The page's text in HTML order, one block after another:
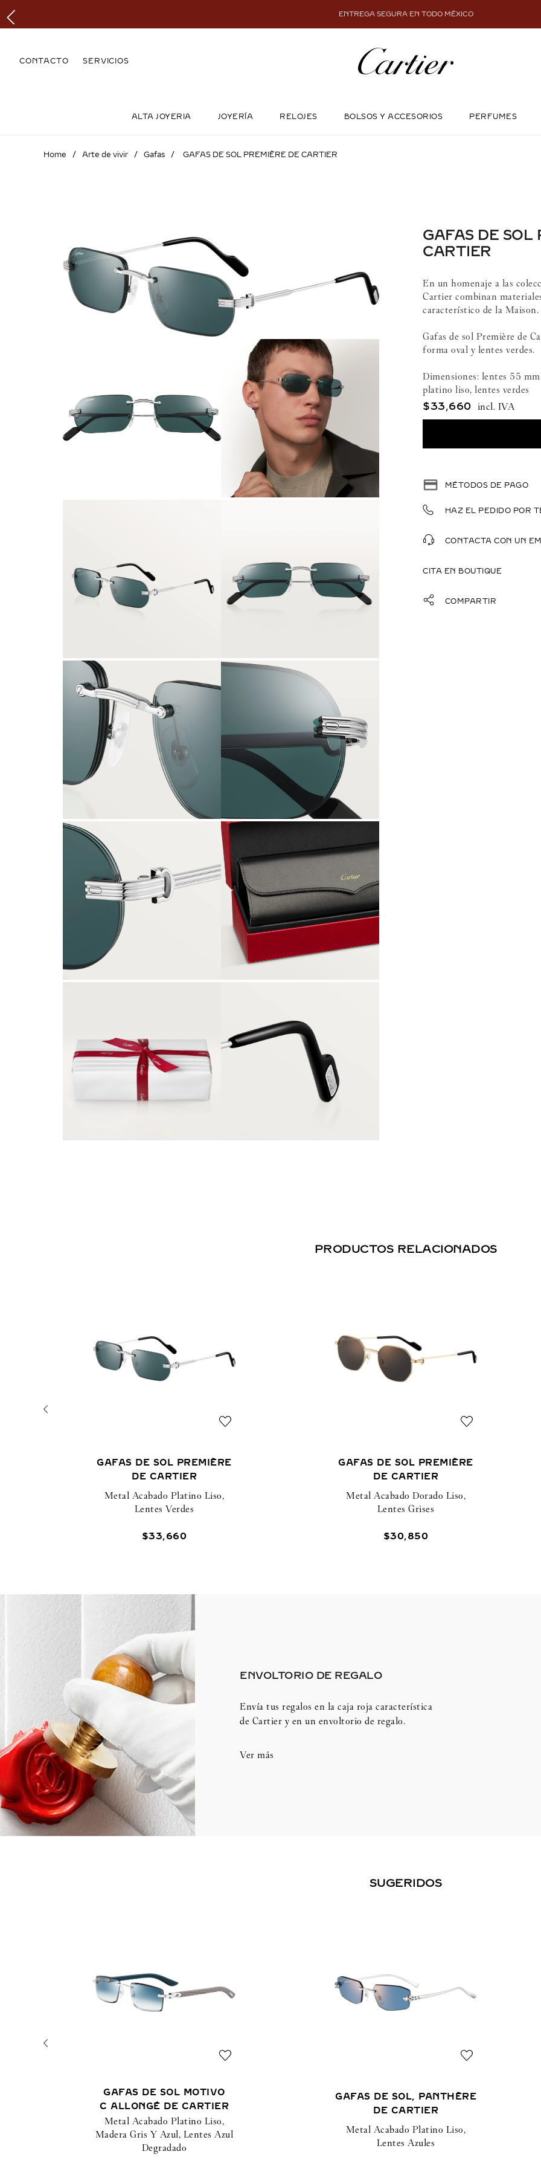
ENTREGA SEGURA EN TODO MÉXICO
CONTACTO SERVICIOS
ALTA JOYERIA JOYERÍA RELOJES BOLSOS Y ACCESORIOS PERFUMES
Arte de vivir Gafas GAFAS DE SOL PREMIÈRE DE CARTIER
GAFAS DE SOL
CARTIER
En un homenaje a las
Cartier combinan
característico de la Maison.
Gafas de sol Première de
forma oval y lentes verdes.
Dimensiones: lentes 55
platino liso, lentes verdes
$33,660
MÉTODOS DE PAGO
HAZ EL PEDIDO POR
CONTACTA CON UN
CITA EN BOUTIQUE
COMPARTIR
PRODUCTOS RELACIONADOS
GAFAS DE SOL PREMIÈRE
DE CARTIER
Metal Acabado Platino Liso,
Lentes Verdes
$33,660
GAFAS DE SOL PREMIÈRE
DE CARTIER
Metal Acabado Dorado Liso,
Lentes Grises
$30,850
ENVOLTORIO DE REGALO
Envía tus regalos en la caja roja característica
de Cartier y en un envoltorio de regalo.
Ver más
SUGERIDOS
GAFAS DE SOL MOTIVO
C ALLONGÉ DE CARTIER
Metal Acabado Platino Liso,
Madera Gris Y Azul, Lentes Azul
Degradado
GAFAS DE SOL, PANTHÈRE
DE CARTIER
Metal Acabado Platino Liso,
Lentes Azules